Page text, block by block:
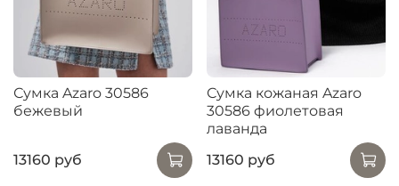
Сумка Azaro 30586
бежевый
13160 руб
Сумка кожаная Azaro
30586 фиолетовая
лаванда
13160 руб